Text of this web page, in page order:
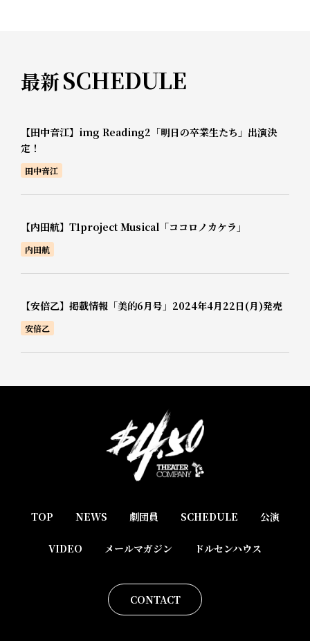
最新SCHEDULE
【田中音江】img Reading2「明日の卒業生たち」出演決
定！
田中音江
【内田航】T1project Musical「ココロノカケラ」
内田航
【安倍乙】掲載情報「美的6月号」2024年4月22日(月)発売
安倍乙
TOP NEWS 劇団員 SCHEDULE 公演
VIDEO メールマガジン ドルセンハウス
CONTACT